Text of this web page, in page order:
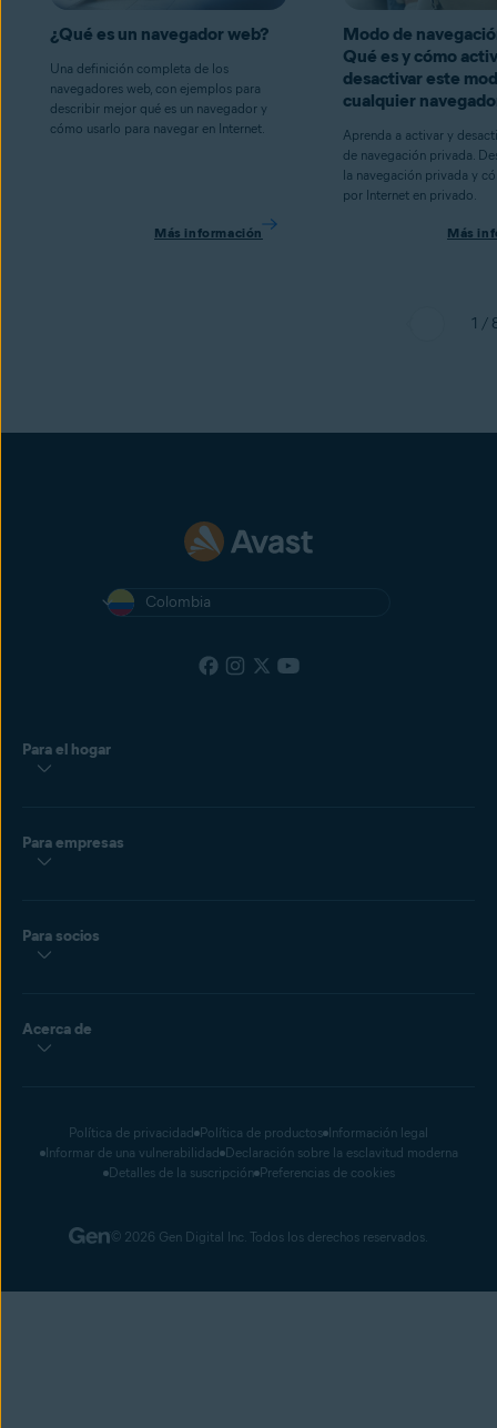
¿Qué es un navegador web?
Una definición completa de los
navegadores web, con ejemplos para
describir mejor qué es un navegador y
cómo usarlo para navegar en Internet.
Más información
Modo de
Qué es y cómo
desactivar este
cualquier
Aprenda a activar y
de navegación privada.
la navegación privada y
por Internet en privado.
Más
1 /
Colombia
Para el hogar
Para empresas
Para socios
Acerca de
Política de privacidad Política de productos Información legal
Informar de una vulnerabilidad Declaración sobre la esclavitud moderna
Detalles de la suscripción Preferencias de cookies
© 2026 Gen Digital Inc. Todos los derechos reservados.